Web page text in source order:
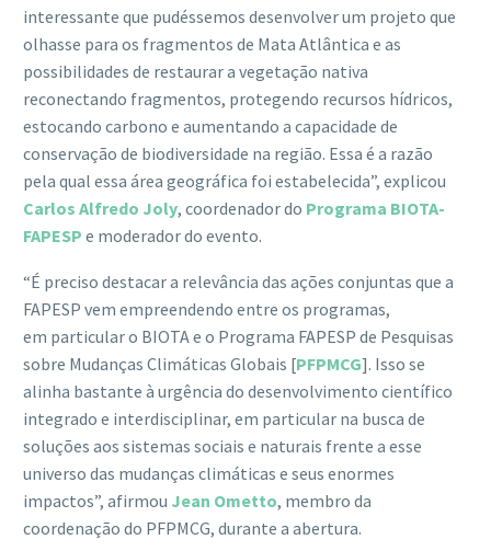
interessante que pudéssemos desenvolver um projeto que
olhasse para os fragmentos de Mata Atlântica e as
possibilidades de restaurar a vegetação nativa
reconectando fragmentos, protegendo recursos hídricos,
estocando carbono e aumentando a capacidade de
conservação de biodiversidade na região. Essa é a razão
pela qual essa área geográfica foi estabelecida”, explicou
Carlos Alfredo Joly, coordenador do Programa BIOTA-
FAPESP e moderador do evento.
“É preciso destacar a relevância das ações conjuntas que a
FAPESP vem empreendendo entre os programas,
em particular o BIOTA e o Programa FAPESP de Pesquisas
sobre Mudanças Climáticas Globais [PFPMCG]. Isso se
alinha bastante à urgência do desenvolvimento científico
integrado e interdisciplinar, em particular na busca de
soluções aos sistemas sociais e naturais frente a esse
universo das mudanças climáticas e seus enormes
impactos”, afirmou Jean Ometto, membro da
coordenação do PFPMCG, durante a abertura.